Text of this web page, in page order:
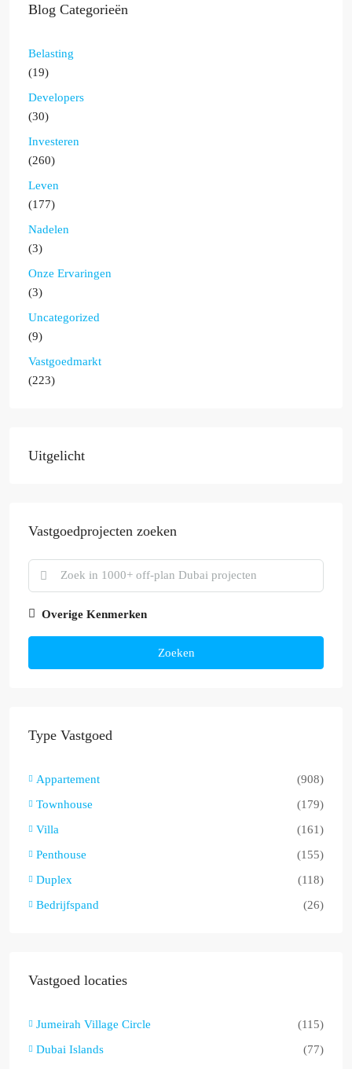
Blog Categorieën
Belasting
(19)
Developers
(30)
Investeren
(260)
Leven
(177)
Nadelen
(3)
Onze Ervaringen
(3)
Uncategorized
(9)
Vastgoedmarkt
(223)
Uitgelicht
Vastgoedprojecten zoeken
Overige Kenmerken
Zoeken
Type Vastgoed
Appartement
(908)
Townhouse
(179)
Villa
(161)
Penthouse
(155)
Duplex
(118)
Bedrijfspand
(26)
Vastgoed locaties
Jumeirah Village Circle
(115)
Dubai Islands
(77)